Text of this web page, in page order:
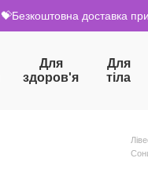
💝Безкоштовна доставка
Для
здоров'я
Для
тіла